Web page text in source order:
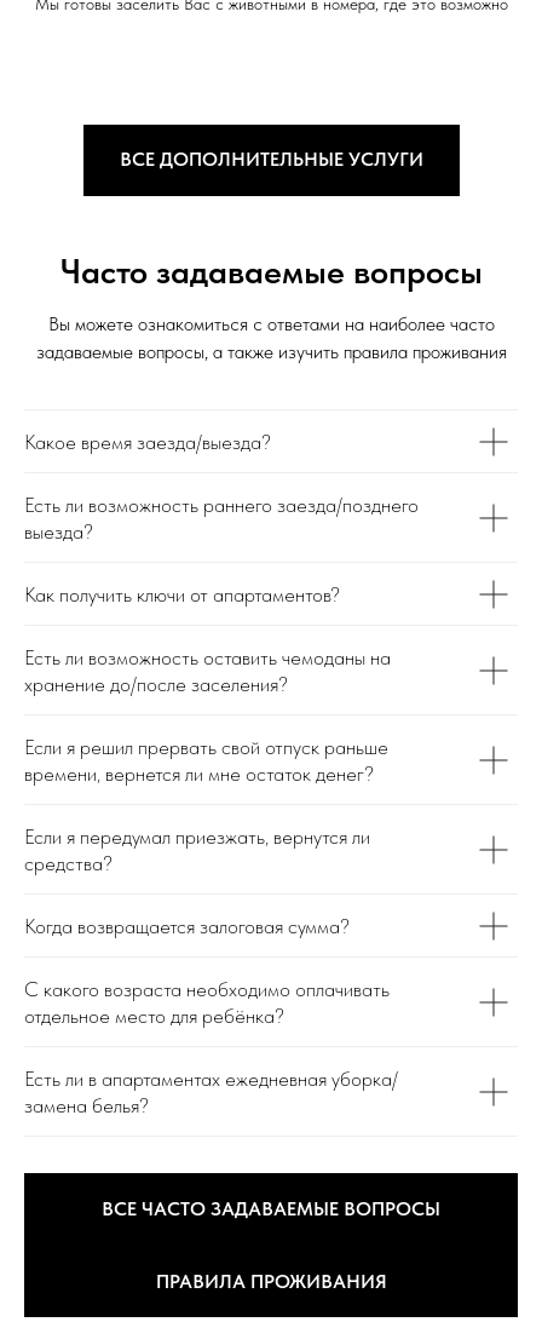
ВСЕ ДОПОЛНИТЕЛЬНЫЕ УСЛУГИ
Часто задаваемые вопросы
Вы можете ознакомиться с ответами на наиболее часто
задаваемые вопросы, а также изучить правила проживания
Какое время заезда/выезда?
Есть ли возможность раннего заезда/позднего
выезда?
Как получить ключи от апартаментов?
Есть ли возможность оставить чемоданы на
хранение до/после заселения?
Если я решил прервать свой отпуск раньше
времени, вернется ли мне остаток денег?
Если я передумал приезжать, вернутся ли
средства?
Когда возвращается залоговая сумма?
С какого возраста необходимо оплачивать
отдельное место для ребёнка?
Есть ли в апартаментах ежедневная уборка/
замена белья?
ВСЕ ЧАСТО ЗАДАВАЕМЫЕ ВОПРОСЫ
ПРАВИЛА ПРОЖИВАНИЯ